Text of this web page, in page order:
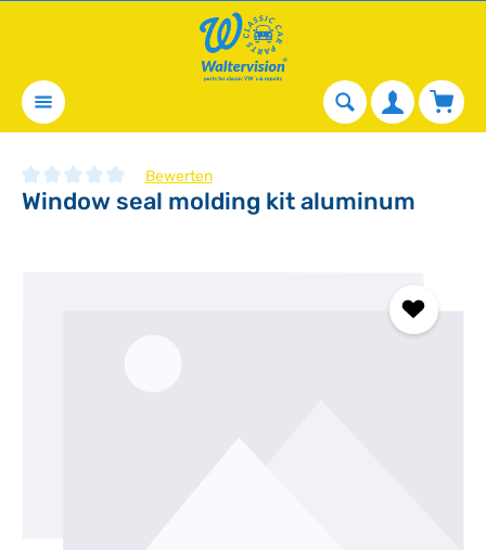
Durchschnittliche Bewertung von 0 von 5 Sternen
Bewerten
Window seal molding kit aluminum